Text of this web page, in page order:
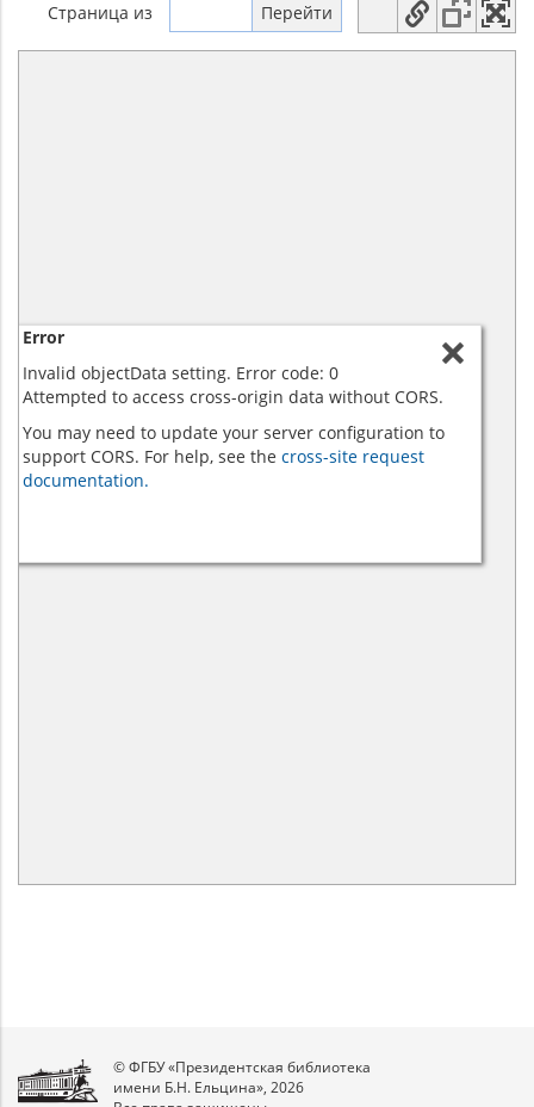
Страница из
Error
Invalid objectData setting. Error code: 0
Attempted to access cross-origin data without CORS.
You may need to update your server configuration to
support CORS. For help, see the cross-site request
documentation.
© ФГБУ «Президентская библиотека
имени Б.Н. Ельцина», 2026